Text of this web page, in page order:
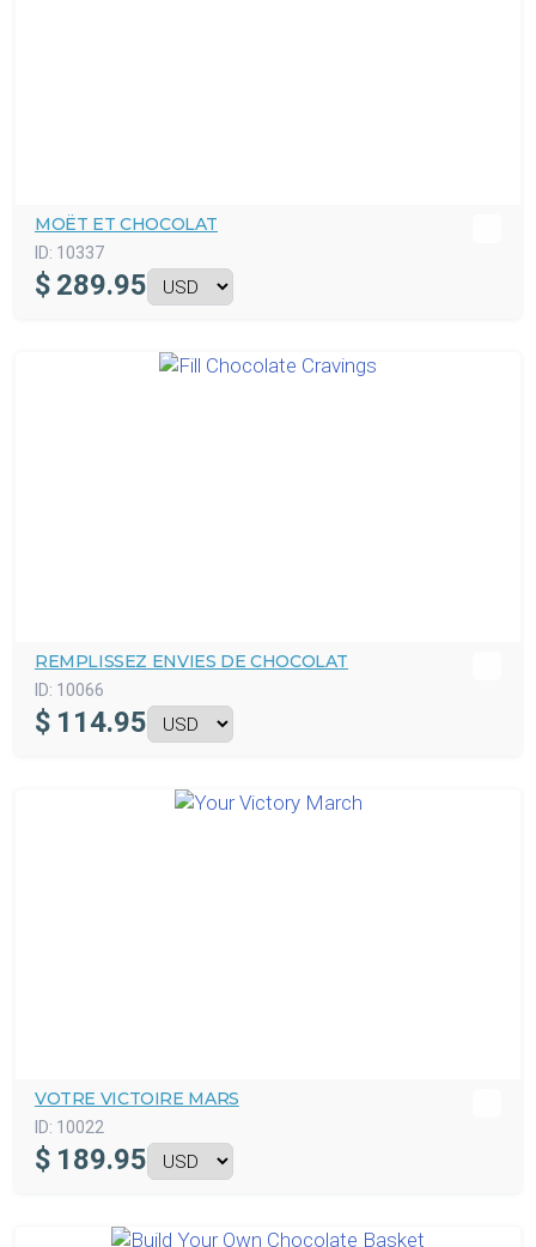
MOËT ET CHOCOLAT
ID: 10337
$ 289.95
REMPLISSEZ ENVIES DE CHOCOLAT
ID: 10066
$ 114.95
VOTRE VICTOIRE MARS
ID: 10022
$ 189.95